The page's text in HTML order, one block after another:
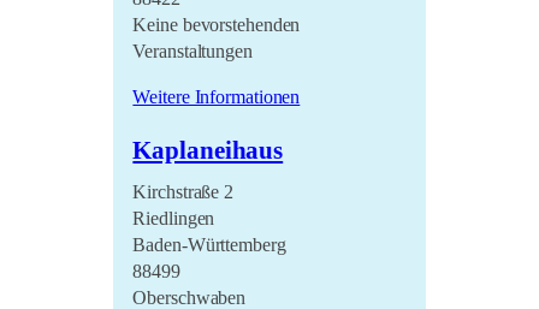
Keine bevorstehenden
Veranstaltungen
Weitere Informationen
Kaplaneihaus
Kirchstraße 2
Riedlingen
Baden-Württemberg
88499
Oberschwaben